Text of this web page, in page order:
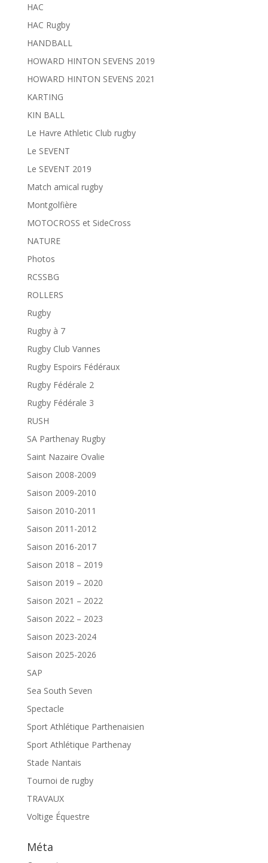
HAC
HAC Rugby
HANDBALL
HOWARD HINTON SEVENS 2019
HOWARD HINTON SEVENS 2021
KARTING
KIN BALL
Le Havre Athletic Club rugby
Le SEVENT
Le SEVENT 2019
Match amical rugby
Montgolfière
MOTOCROSS et SideCross
NATURE
Photos
RCSSBG
ROLLERS
Rugby
Rugby à 7
Rugby Club Vannes
Rugby Espoirs Fédéraux
Rugby Fédérale 2
Rugby Fédérale 3
RUSH
SA Parthenay Rugby
Saint Nazaire Ovalie
Saison 2008-2009
Saison 2009-2010
Saison 2010-2011
Saison 2011-2012
Saison 2016-2017
Saison 2018 – 2019
Saison 2019 – 2020
Saison 2021 – 2022
Saison 2022 – 2023
Saison 2023-2024
Saison 2025-2026
SAP
Sea South Seven
Spectacle
Sport Athlétique Parthenaisien
Sport Athlétique Parthenay
Stade Nantais
Tournoi de rugby
TRAVAUX
Voltige Équestre
Méta